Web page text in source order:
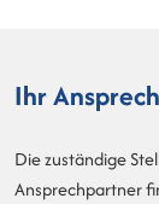
Ihr
Die zuständige
Ansprechpartner